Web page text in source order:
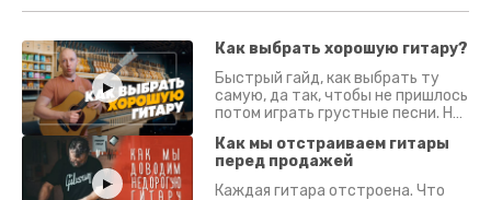
Как выбрать хорошую гитару?
Быстрый гайд, как выбрать ту
самую, да так, чтобы не пришлось
потом играть грустные песни. На
Как мы отстраиваем гитары
перед продажей
Каждая гитара отстроена. Что